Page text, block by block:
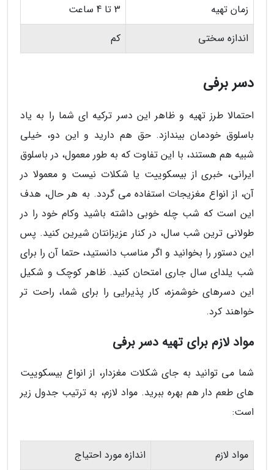
زمان تهیه
3 تا 4 ساعت
اندازه سختی
کم
دسر برفی
احتمالا طرز تهیه و ظاهر این دسر ترکیه ای شما را به یاد
باسلوق خودمان بیندازد. حق هم دارید و این دو، خیلی
شبیه هم هستند، با این تفاوت که به طور معمول، در باسلوق
ایرانی، خبری از بیسکوییت یا شکلات نیست و معمولا در
آن، از انواع مغزیجات استفاده می گردد. به هر حال، هدف
این است که شب چله خوبی داشته باشید وکام خود را در
طولانی ترین شب سال، در کنار عزیزانتان شیرین کنید. پس
این دستور را بخوانید و اگر مناسب دانستید، حتما آن را برای
شب یلدای سال جاری امتحان کنید. ظاهر کوچک و شکیل
این دسرهای خوشمزه، کار پذیرایی را برای شما، راحت تر
خواهند کرد.
مواد لازم برای تهیه دسر برفی
شما می توانید به جای شکلات مغزدار، از انواع بیسکوییت
های طعم دار هم بهره ببرید. مواد لازم، به ترتیب جدول زیر
است:
مواد لازم
اندازه مورد احتیاج